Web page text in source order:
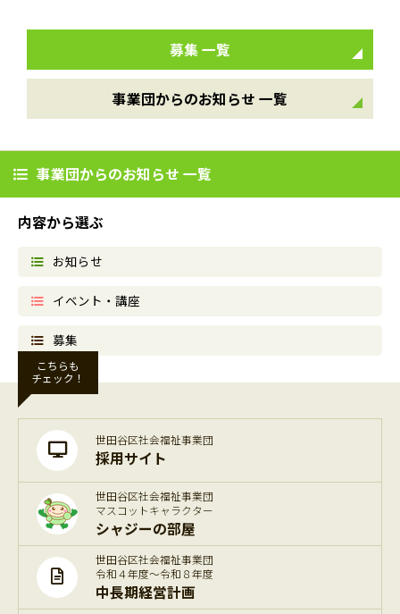
募集 一覧
事業団からのお知らせ 一覧
事業団からのお知らせ 一覧
内容から選ぶ
お知らせ
イベント・講座
募集
こちらも
チェック！
世田谷区社会福祉事業団
採用サイト
世田谷区社会福祉事業団
マスコットキャラクター
シャジーの部屋
世田谷区社会福祉事業団
令和４年度～令和８年度
中長期経営計画